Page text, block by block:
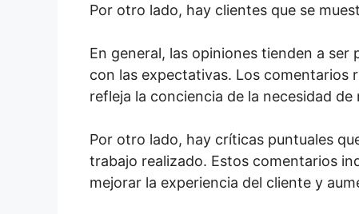
Por otro lado, hay clientes que se
En general, las opiniones tienden a
con las expectativas. Los comentarios
refleja la conciencia de la necesidad
Por otro lado, hay críticas puntuales
trabajo realizado. Estos comentarios
mejorar la experiencia del cliente y